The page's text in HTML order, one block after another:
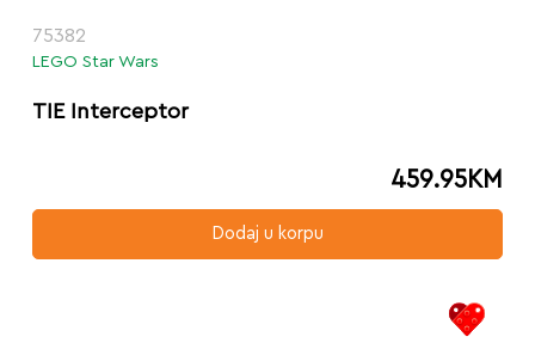
75382
LEGO Star Wars
TIE Interceptor
459.95KM
Dodaj u korpu